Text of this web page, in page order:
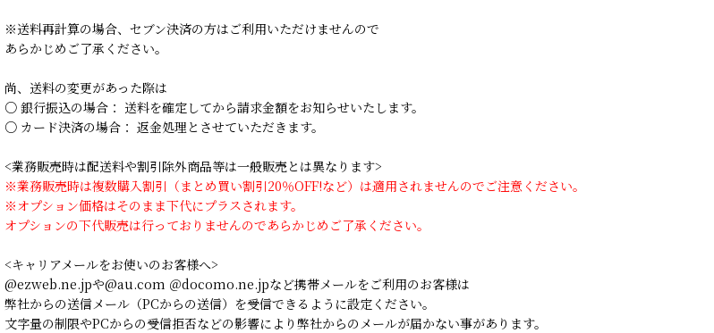
※送料再計算の場合、セブン決済の方はご利用いただけませんので
あらかじめご了承ください。
尚、送料の変更があった際は
○ 銀行振込の場合： 送料を確定してから請求金額をお知らせいたします。
○ カード決済の場合： 返金処理とさせていただきます。
<業務販売時は配送料や割引除外商品等は一般販売とは異なります>
※業務販売時は複数購入割引（まとめ買い割引20％OFF!など）は適用されませんのでご注意ください。
※オプション価格はそのまま下代にプラスされます。
オプションの下代販売は行っておりませんのであらかじめご了承ください。
<キャリアメールをお使いのお客様へ>
@ezweb.ne.jpや@au.com ＠docomo.ne.jpなど携帯メールをご利用のお客様は
弊社からの送信メール（PCからの送信）を受信できるように設定ください。
文字量の制限やPCからの受信拒否などの影響により弊社からのメールが届かない事があります。